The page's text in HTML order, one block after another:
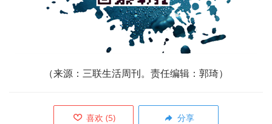
（来源： 三联生活周刊。责任编辑：郭琦）
喜欢 (5) 分享